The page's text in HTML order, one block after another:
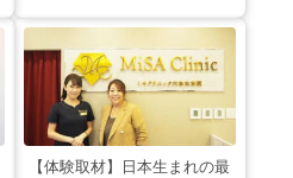
【体験取材】日本生まれの最